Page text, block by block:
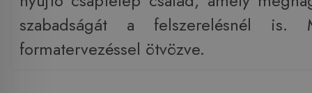
szabadságát a felszerelésnél is.
formatervezéssel ötvözve.